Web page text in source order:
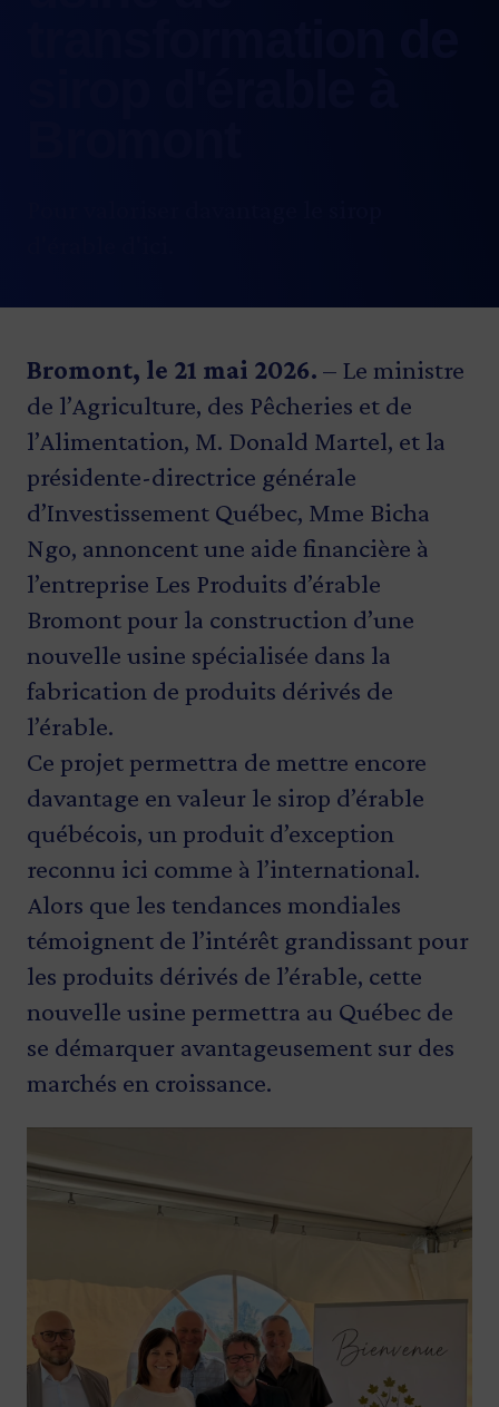
Bromont, le 21 mai 2026. – Le ministre
de l’Agriculture, des Pêcheries et de
l’Alimentation, M. Donald Martel, et la
présidente-directrice générale
d’Investissement Québec, Mme Bicha
Ngo, annoncent une aide financière à
l’entreprise Les Produits d’érable
Bromont pour la construction d’une
nouvelle usine spécialisée dans la
fabrication de produits dérivés de
l’érable.
Ce projet permettra de mettre encore
davantage en valeur le sirop d’érable
québécois, un produit d’exception
reconnu ici comme à l’international.
Alors que les tendances mondiales
témoignent de l’intérêt grandissant pour
les produits dérivés de l’érable, cette
nouvelle usine permettra au Québec de
se démarquer avantageusement sur des
marchés en croissance.